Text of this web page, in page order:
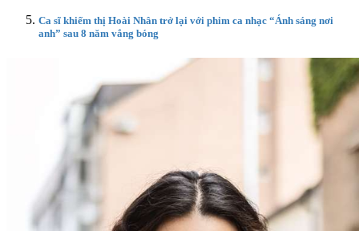
Ca sĩ khiếm thị Hoài Nhân trở lại với phim ca nhạc “Ánh sáng nơi
anh” sau 8 năm vắng bóng